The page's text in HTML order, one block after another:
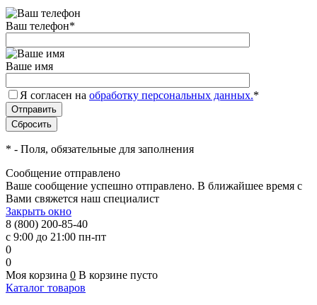
Ваш телефон*
Ваше имя
Я согласен на обработку персональных данных.*
* - Поля, обязательные для заполнения
Сообщение отправлено
Ваше сообщение успешно отправлено. В ближайшее время с
Вами свяжется наш специалист
Закрыть окно
8 (800) 200-85-40
с 9:00 до 21:00 пн-пт
0
0
Моя корзина 0 В корзине пусто
Каталог товаров